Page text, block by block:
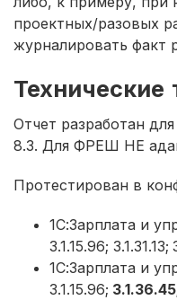
проектных/разовых
журналировать факт
Технические
Отчет разработан
8.3. Для ФРЕШ НЕ
Протестирован в
1С:Зарплата и
3.1.15.96; 3.1.31.13;
1С:Зарплата и
3.1.15.96;